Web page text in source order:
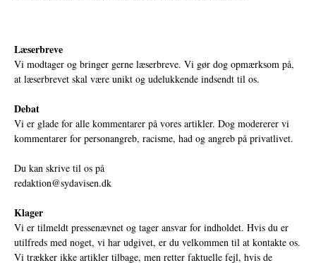
Læserbreve
Vi modtager og bringer gerne læserbreve. Vi gør dog opmærksom på,
at læserbrevet skal være unikt og udelukkende indsendt til os.
Debat
Vi er glade for alle kommentarer på vores artikler. Dog modererer vi
kommentarer for personangreb, racisme, had og angreb på privatlivet.
Du kan skrive til os på
redaktion@sydavisen.dk
Klager
Vi er tilmeldt pressenævnet og tager ansvar for indholdet. Hvis du er
utilfreds med noget, vi har udgivet, er du velkommen til at kontakte os.
Vi trækker ikke artikler tilbage, men retter faktuelle fejl, hvis de